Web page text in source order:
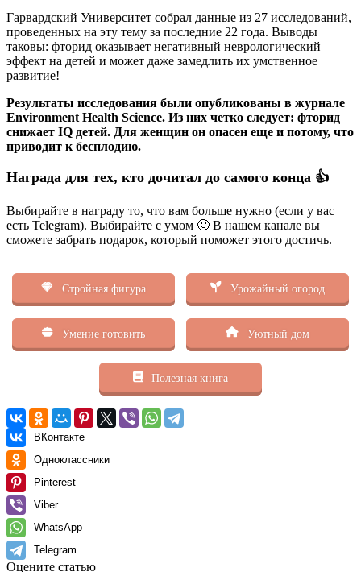
Гарвардский Университет собрал данные из 27 исследований,
проведенных на эту тему за последние 22 года. Выводы
таковы: фторид оказывает негативный неврологический
эффект на детей и может даже замедлить их умственное
развитие!
Результаты исследования были опубликованы в журнале
Environment Health Science. Из них четко следует: фторид
снижает IQ детей. Для женщин он опасен еще и потому, что
приводит к бесплодию.
Награда для тех, кто дочитал до самого конца 👍
Выбирайте в награду то, что вам больше нужно (если у вас
есть Telegram). Выбирайте с умом 🙂 В нашем канале вы
сможете забрать подарок, который поможет этого достичь.
Стройная фигура Урожайный огород
Умение готовить Уютный дом
Полезная книга
ВКонтакте
Одноклассники
Pinterest
Viber
WhatsApp
Telegram
Оцените статью